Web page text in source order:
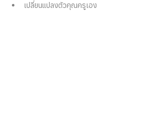
เปลี่ยนแปลงตัวคุณครูเอง